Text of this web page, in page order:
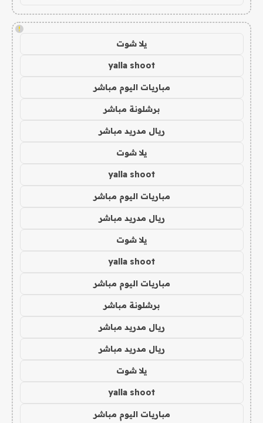
!
يلا شوت
yalla shoot
مباريات اليوم مباشر
برشلونة مباشر
ريال مدريد مباشر
يلا شوت
yalla shoot
مباريات اليوم مباشر
ريال مدريد مباشر
يلا شوت
yalla shoot
مباريات اليوم مباشر
برشلونة مباشر
ريال مدريد مباشر
ريال مدريد مباشر
يلا شوت
yalla shoot
مباريات اليوم مباشر